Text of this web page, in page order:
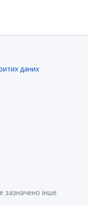
даних
зазначено інше